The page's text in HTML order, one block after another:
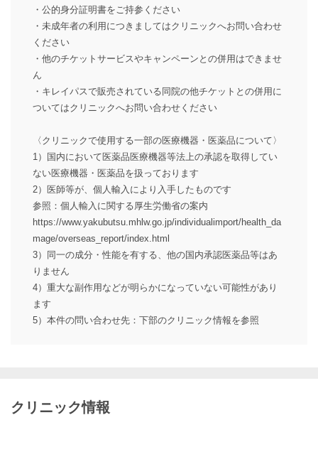
・公的身分証明書をご持参ください
・未成年者の利用につきましてはクリニックへお問い合わせ
ください
・他のチケットサービスやキャンペーンとの併用はできませ
ん
・キレイパスで販売されている同院の他チケットとの併用に
ついてはクリニックへお問い合わせください
〈クリニックで使用する一部の医療機器・医薬品について〉
1）国内において医薬品医療機器等法上の承認を取得してい
ない医療機器・医薬品を扱っております
2）医師等が、個人輸入により入手したものです
参照：個人輸入に関する厚生労働省の案内
https://www.yakubutsu.mhlw.go.jp/individualimport/health_da
mage/overseas_report/index.html
3）同一の成分・性能を有する、他の国内承認医薬品等はあ
りません
4）重大な副作用などが明らかになっていない可能性があり
ます
5）本件の問い合わせ先：下部のクリニック情報を参照
クリニック情報